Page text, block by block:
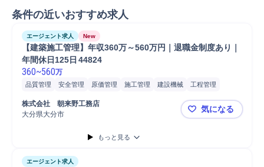
条件の近いおすすめ求人
エージェント求人 New
【建築施工管理】年収360万～560万円｜退職金制度あり｜
年間休日125日	44824
360~560万
品質管理 安全管理 原価管理 施工管理 建設機械
工程管理
現場施工
現場代理人
工事計画作成
Microsoft Excel
株式会社　朝来野工務店
大分県大分市
【建築施工
気になる
もっと見る
エージェント求人